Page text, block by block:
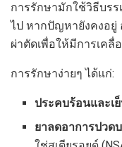
การรักษามักใช้วิธีบร
ไป หากปัญหายังคงอยู่
ผ่าตัดเพื่อให้มีการเคลื่
การรักษาง่ายๆ ได้แก่:
ประคบร้อนและเ
ยาลดอาการปวด